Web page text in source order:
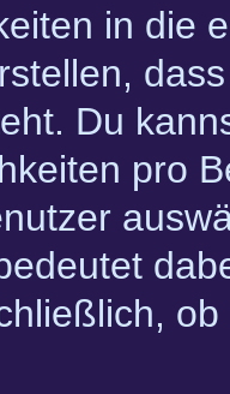
in die
Du
pro